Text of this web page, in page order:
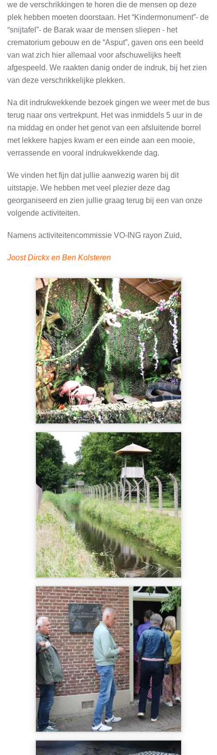
we de verschrikkingen te horen die de mensen op deze
plek hebben moeten doorstaan. Het “Kindermonument”- de
“snijtafel”- de Barak waar de mensen sliepen - het
crematorium gebouw en de “Asput”, gaven ons een beeld
van wat zich hier allemaal voor afschuwelijks heeft
afgespeeld. We raakten danig onder de indruk, bij het zien
van deze verschrikkelijke plekken.
Na dit indrukwekkende bezoek gingen we weer met de bus
terug naar ons vertrekpunt. Het was inmiddels 5 uur in de
na middag en onder het genot van een afsluitende borrel
met lekkere hapjes kwam er een einde aan een mooie,
verrassende en vooral indrukwekkende dag.
We vinden het fijn dat jullie aanwezig waren bij dit
uitstapje. We hebben met veel plezier deze dag
georganiseerd en zien jullie graag terug bij een van onze
volgende activiteiten.
Namens activiteitencommissie VO-ING rayon Zuid,
Joost Dirckx en Ben Kolsteren